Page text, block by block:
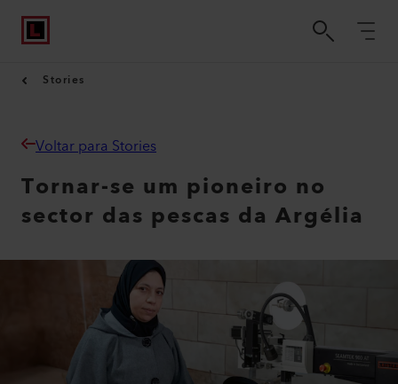
Stories
Voltar para Stories
Tornar-se um pioneiro no
sector das pescas da Argélia